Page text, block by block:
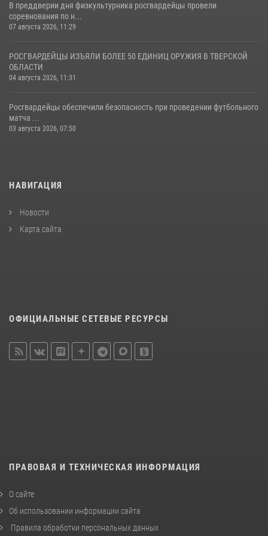
В преддверии дня физкультурника росгвардейцы провели
соревнования по н...
07 августа 2026, 11:29
РОСГВАРДЕЙЦЫ ИЗЪЯЛИ БОЛЕЕ 50 ЕДИНИЦ ОРУЖИЯ В ТВЕРСКОЙ
ОБЛАСТИ
04 августа 2026, 11:31
Росгвардейцы обеспечили безопасность при проведении футбольного
матча ...
03 августа 2026, 07:50
НАВИГАЦИЯ
Новости
Карта сайта
ОФИЦИАЛЬНЫЕ СЕТЕВЫЕ РЕСУРСЫ
ПРАВОВАЯ И ТЕХНИЧЕСКАЯ ИНФОРМАЦИЯ
О сайте
Об использовании информации сайта
Правила обработки персональных данных